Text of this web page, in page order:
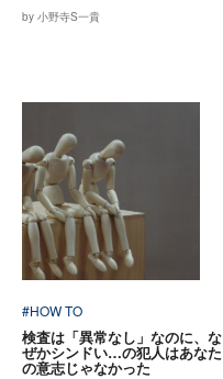
by 小野寺S一貴
#HOW TO
検査は「異常なし」なのに、な
ぜかシンドい…の犯人はあなた
の意志じゃなかった